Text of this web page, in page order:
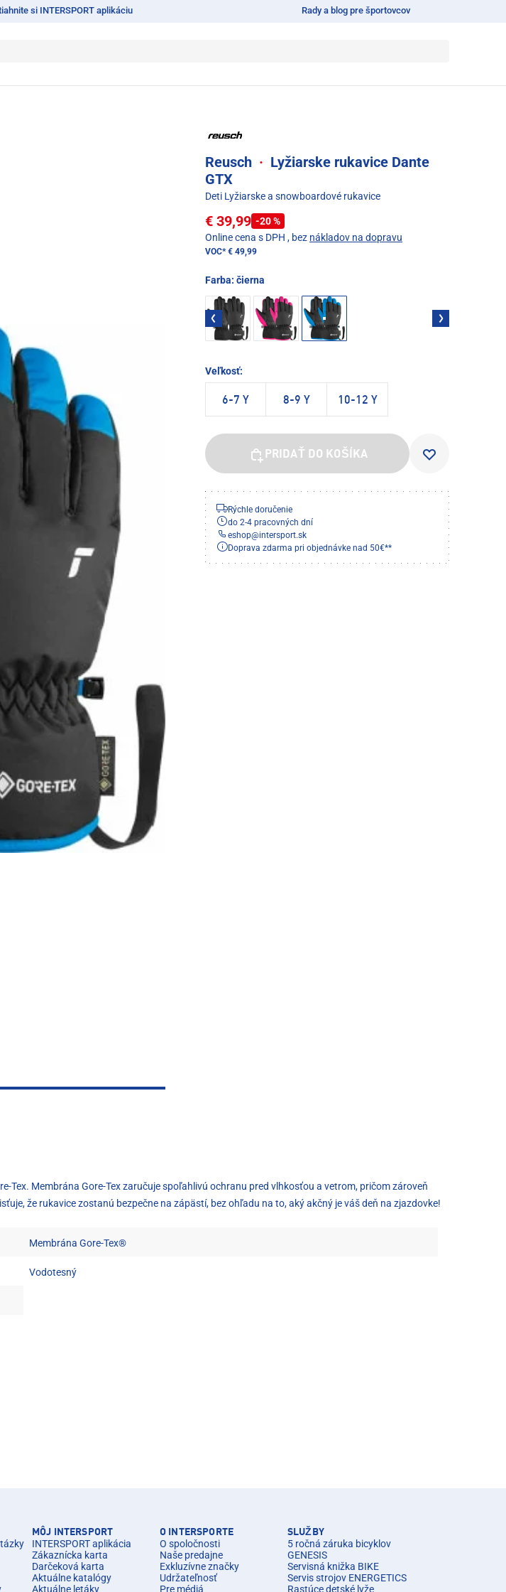
si INTERSPORT aplikáciu Rady a blog pre športovcov
Reusch · Lyžiarske rukavice Dante
GTX
Deti Lyžiarske a snowboardové rukavice
€ 39,99 -20 %
Online cena s DPH , bez nákladov na dopravu
VOC*€ 49,99
Farba: čierna
Veľkosť:
6-7 Y 8-9 Y 10-12 Y
PRIDAŤ DO KOŠÍKA
Rýchle doručenie
do 2-4 pracovných dní
eshop@intersport.sk
Doprava zdarma pri objednávke nad 50€**
Membrána Gore-Tex zaručuje spoľahlivú ochranu pred vlhkosťou a vetrom, pričom zároveň
že rukavice zostanú bezpečne na zápästí, bez ohľadu na to, aký akčný je váš deň na zjazdovke!
Membrána Gore-Tex®
Vodotesný
MÔJ INTERSPORT
INTERSPORT aplikácia
Zákaznícka karta
Darčeková karta
Aktuálne katalógy
Aktuálne letáky
O INTERSPORTE
O spoločnosti
Naše predajne
Exkluzívne značky
Udržateľnosť
Pre médiá
SLUŽBY
5 ročná záruka bicyklov
GENESIS
Servisná knižka BIKE
Servis strojov ENERGETICS
Rastúce detské lyže